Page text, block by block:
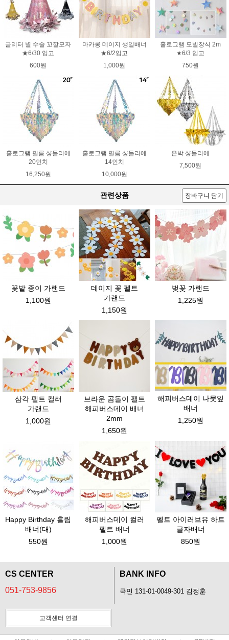
글리터 별 수술 꼬깔모자
★6/30 입고
600원
마카롱 데이지 생일배너
★6/2입고
1,000원
홀로그램 모빌장식 2m
★6/3 입고
750원
홀로그램 필름 샹들리에
20인치
16,250원
홀로그램 필름 샹들리에
14인치
10,000원
은박 샹들리에
7,500원
관련상품 장바구니 담기
꽃밭 종이 가랜드
1,100원
데이지 꽃 펠트
가랜드
1,150원
벚꽃 가랜드
1,225원
삼각 펠트 컬러
가랜드
1,000원
브라운 곰돌이 펠트
해피버스데이 배너
2mm
1,650원
해피버스데이 나뭇잎
배너
1,250원
Happy Birthday 흘림
배너(대)
550원
해피버스데이 컬러
펠트 배너
1,000원
펠트 아이러브유 하트
글자배너
850원
CS CENTER
051-753-9856
BANK INFO
국민 131-01-0049-301 김정훈
고객센터 연결